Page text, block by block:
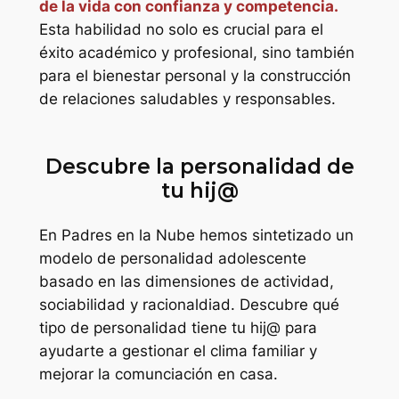
de la vida con confianza y competencia.
Esta habilidad no solo es crucial para el
éxito académico y profesional, sino también
para el bienestar personal y la construcción
de relaciones saludables y responsables.
Descubre la personalidad de
tu hij@
En Padres en la Nube hemos sintetizado un
modelo de personalidad adolescente
basado en las dimensiones de actividad,
sociabilidad y racionaldiad. Descubre qué
tipo de personalidad tiene tu hij@ para
ayudarte a gestionar el clima familiar y
mejorar la comunciación en casa.